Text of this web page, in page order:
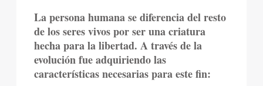
La persona humana se diferencia del resto
de los seres vivos por ser una criatura
hecha para la libertad. A través de la
evolución fue adquiriendo las
características necesarias para este fin: